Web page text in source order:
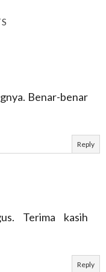
Benar-benar
Reply
Terima kasih
Reply